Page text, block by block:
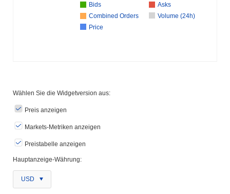
Bids
Asks
Combined Orders
Volume (24h)
Price
Wählen Sie die Widgetversion aus:
Preis anzeigen
Markets-Metriken anzeigen
Preistabelle anzeigen
Hauptanzeige-Währung:
USD